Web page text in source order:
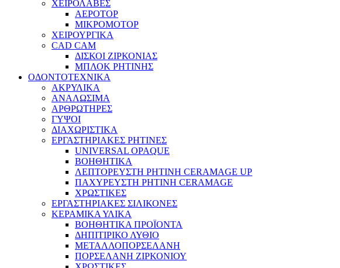
ΧΕΙΡΟΛΑΒΕΣ
ΑΕΡΟΤΟΡ
ΜΙΚΡΟΜΟΤΟΡ
ΧΕΙΡΟΥΡΓΙΚΑ
CAD CAM
ΔΙΣΚΟΙ ΖΙΡΚΟΝΙΑΣ
ΜΠΛΟΚ ΡΗΤΙΝΗΣ
ΟΔΟΝΤΟΤΕΧΝΙΚΑ
ΑΚΡΥΛΙΚΑ
ΑΝΑΛΩΣΙΜΑ
ΑΡΘΡΩΤΗΡΕΣ
ΓΥΨΟΙ
ΔΙΑΧΩΡΙΣΤΙΚΑ
ΕΡΓΑΣΤΗΡΙΑΚΕΣ ΡΗΤΙΝΕΣ
UNIVERSAL OPAQUE
ΒΟΗΘΗΤΙΚΑ
ΛΕΠΤΟΡΕΥΣΤΗ ΡΗΤΙΝΗ CERAMAGE UP
ΠΑΧΥΡΕΥΣΤΗ ΡΗΤΙΝΗ CERAMAGE
ΧΡΩΣΤΙΚΕΣ
ΕΡΓΑΣΤΗΡΙΑΚΕΣ ΣΙΛΙΚΟΝΕΣ
ΚΕΡΑΜΙΚΑ ΥΛΙΚΑ
ΒΟΗΘΗΤΙΚΑ ΠΡΟΪΟΝΤΑ
ΔΗΠΙΤΙΡΙΚΟ ΛΥΘΙΟ
ΜΕΤΑΛΛΟΠΟΡΣΕΛΑΝΗ
ΠΟΡΣΕΛΑΝΗ ΖΙΡΚΟΝΙΟΥ